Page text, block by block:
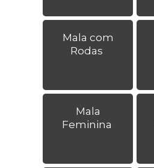
Mala com
Rodas
Mala
Feminina